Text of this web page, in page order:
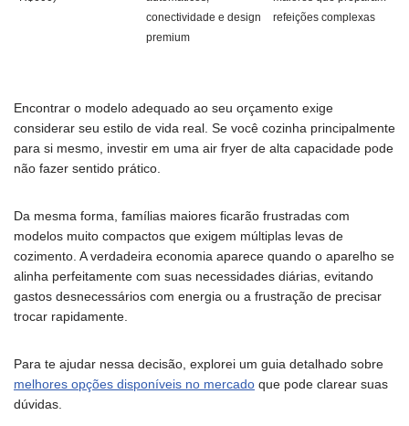
conectividade e design
premium
refeições complexas
Encontrar o modelo adequado ao seu orçamento exige
considerar seu estilo de vida real. Se você cozinha principalmente
para si mesmo, investir em uma air fryer de alta capacidade pode
não fazer sentido prático.
Da mesma forma, famílias maiores ficarão frustradas com
modelos muito compactos que exigem múltiplas levas de
cozimento. A verdadeira economia aparece quando o aparelho se
alinha perfeitamente com suas necessidades diárias, evitando
gastos desnecessários com energia ou a frustração de precisar
trocar rapidamente.
Para te ajudar nessa decisão, explorei um guia detalhado sobre
melhores opções disponíveis no mercado que pode clarear suas
dúvidas.